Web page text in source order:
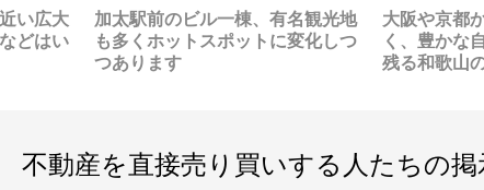
い広大
どはい
加太駅前のビル一棟、有名観光地
も多くホットスポットに変化しつ
つあります
大阪や京都
く、豊かな
残る和歌山
不動産を直接売り買いする人たちの掲